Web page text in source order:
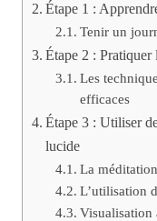
Étape 1 :
Tenir un
Étape 2 : Pratiquer
Les
efficaces
Étape 3 : Utiliser
lucide
La
L’utilisation
Visualisation